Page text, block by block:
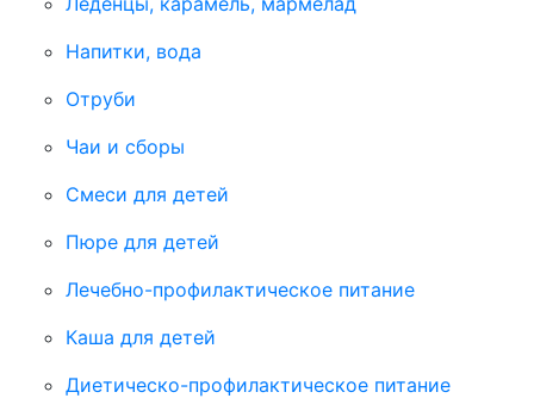
Напитки, вода
Отруби
Чаи и сборы
Смеси для детей
Пюре для детей
Лечебно-профилактическое питание
Каша для детей
Диетическо-профилактическое питание